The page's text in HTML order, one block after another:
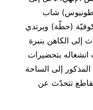
أنطونيوس) شاب
(حطّة) ويرتدي
إلى الكاهن بنبرة
بتحضيرات
إلى الساحة
تتحدّث عن